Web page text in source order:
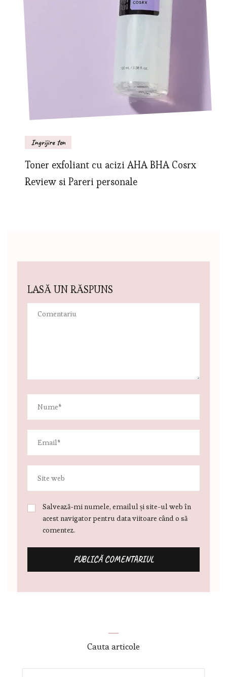
Ingrijire ten
Toner exfoliant cu acizi AHA BHA Cosrx
Review si Pareri personale
LASĂ UN RĂSPUNS
Salvează-mi numele, emailul și site-ul web în
acest navigator pentru data viitoare când o să
comentez.
Cauta articole